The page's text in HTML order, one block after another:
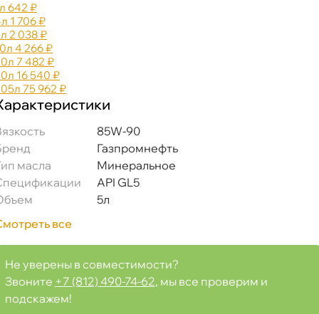
642 ₽
1 706 ₽
2 038 ₽
4 266 ₽
7 482 ₽
16 540 ₽
75 962 ₽
85W-90
Газпромнефть
масла
Минеральное
API GL5
5л
все
Не уверены в совместимости?
Звоните +7 (812) 490-74-62, мы все проверим и
подскажем!